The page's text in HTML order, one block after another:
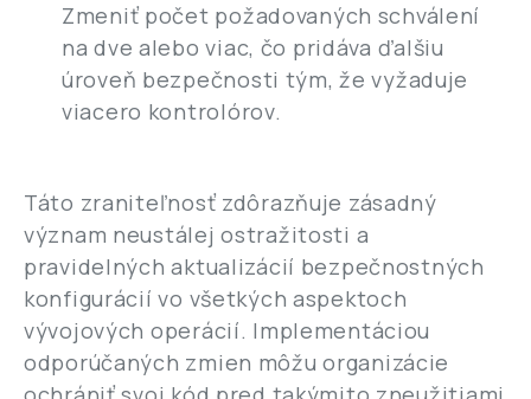
Zmeniť počet požadovaných schválení
na dve alebo viac, čo pridáva ďalšiu
úroveň bezpečnosti tým, že vyžaduje
viacero kontrolórov.
Táto zraniteľnosť zdôrazňuje zásadný
význam neustálej ostražitosti a
pravidelných aktualizácií bezpečnostných
konfigurácií vo všetkých aspektoch
vývojových operácií. Implementáciou
odporúčaných zmien môžu organizácie